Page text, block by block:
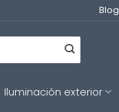
Blog
Iluminación exterior